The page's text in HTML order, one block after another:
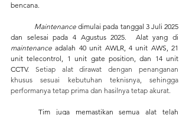
bencana.
Maintenance dimulai pada tanggal 3 Juli 2025
maintenance adalah 40 unit AWLR, 4 unit AWS, 21
unit telecontrol, 1 unit gate position, dan 14 unit
CCTV. Setiap alat dirawat dengan penanganan
khusus sesuai kebutuhan teknisnya, sehingga
performanya tetap prima dan hasilnya tetap akurat.